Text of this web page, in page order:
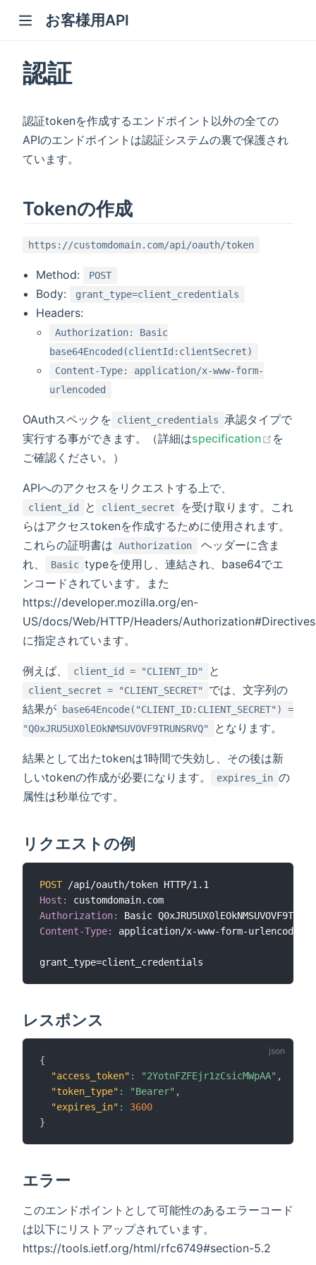
お客様用API
認証
認証tokenを作成するエンドポイント以外の全ての
APIのエンドポイントは認証システムの裏で保護され
ています。
Tokenの作成
https://customdomain.com/api/oauth/token
Method: POST
Body: grant_type=client_credentials
Headers:
Authorization: Basic
base64Encoded(clientId:clientSecret)
Content-Type: application/x-www-form-
urlencoded
OAuthスペックを client_credentials 承認タイプで
実行する事ができます。（詳細はspecification
を
ご確認ください。）
APIへのアクセスをリクエストする上で、
client_id と client_secret
を受け取ります。これ
らはアクセスtokenを作成するために使用されます。
これらの証明書は Authorization
ヘッダーに含ま
れ、
Basic typeを使用し、連結され、base64でエ
ンコードされています。また
https://developer.mozilla.org/en-
US/docs/Web/HTTP/Headers/Authorization#Directives
に指定されています。
例えば、 client_id = "CLIENT_ID" と
client_secret = "CLIENT_SECRET"
では、文字列の
結果が
base64Encode("CLIENT_ID:CLIENT_SECRET") =
"Q0xJRU5UX0lEOkNMSUVOVF9TRUNSRVQ"
となります。
結果として出たtokenは1時間で失効し、その後は新
しいtokenの作成が必要になります。
expires_in の
属性は秒単位です。
リクエストの例
POST /api/oauth/token HTTP/1.1
Host:
Authorization:
Content-Type:
application/x-www-form-urlencoded
レスポンス
{
"access_token" : "2YotnFZFEjr1zCsicMWpAA" ,
"token_type" : "Bearer" ,
"expires_in" :
3600
}
エラー
このエンドポイントとして可能性のあるエラーコード
は以下にリストアップされています。
https://tools.ietf.org/html/rfc6749#section-5.2